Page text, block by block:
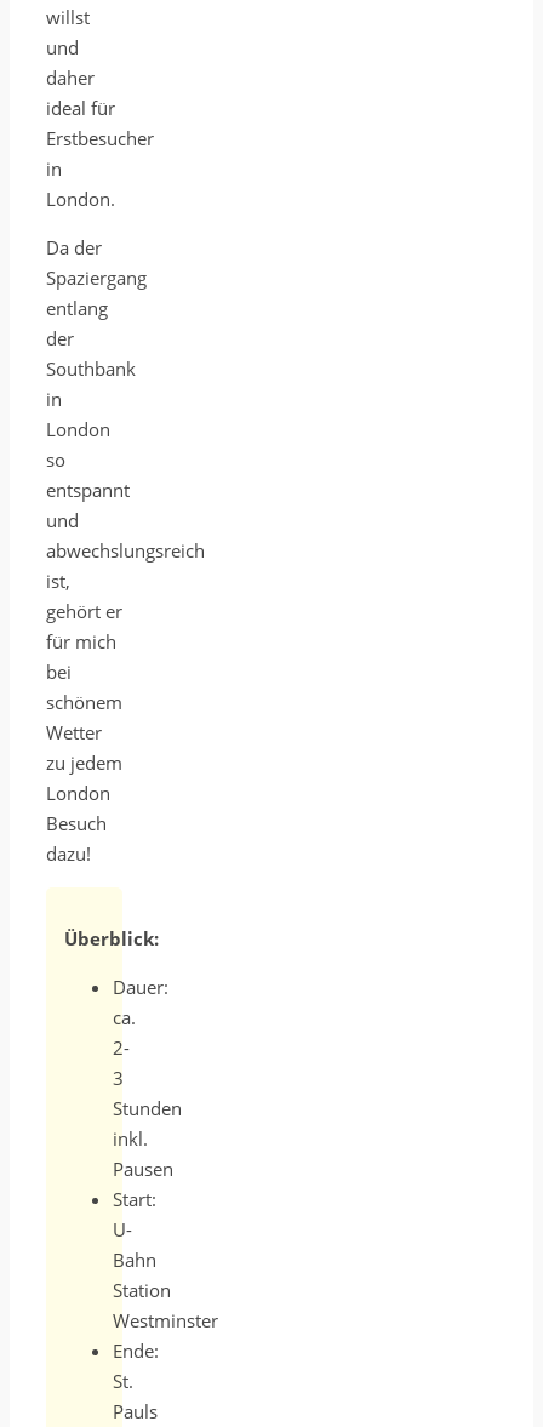
willst
und
daher
ideal für
Erstbesucher
in
London.
Da der
Spaziergang
entlang
der
Southbank
in
London
so
entspannt
und
abwechslungsreich
ist,
gehört er
für mich
bei
schönem
Wetter
zu jedem
London
Besuch
dazu!
Überblick:
Dauer:
ca.
2-
3
Stunden
inkl.
Pausen
Start:
U-
Bahn
Station
Westminster
Ende:
St.
Pauls